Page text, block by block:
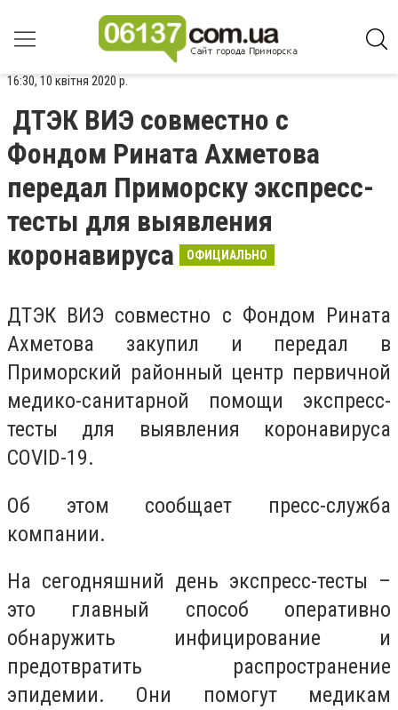
16:30, 10 квітня 2020 р.
ДТЭК ВИЭ совместно с
Фондом Рината Ахметова
передал Приморску экспресс-
тесты для выявления
коронавируса
ОФИЦИАЛЬНО
ДТЭК ВИЭ совместно с Фондом Рината
Ахметова закупил и передал в
Приморский районный центр первичной
медико-санитарной помощи экспресс-
тесты для выявления коронавируса
COVID-19.
Об этом сообщает пресс-служба
компании.
На сегодняшний день экспресс-тесты –
это главный способ оперативно
обнаружить инфицирование и
предотвратить распространение
эпидемии. Они помогут медикам